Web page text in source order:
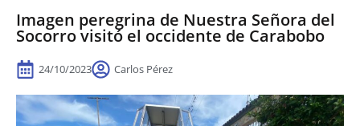
Imagen peregrina de Nuestra Señora del
Socorro visitó el occidente de Carabobo
24/10/2023 Carlos Pérez